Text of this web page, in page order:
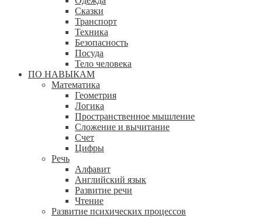
Сказки
Транспорт
Техника
Безопасность
Посуда
Тело человека
ПО НАВЫКАМ
Математика
Геометрия
Логика
Пространственное мышление
Сложение и вычитание
Счет
Цифры
Речь
Алфавит
Английский язык
Развитие речи
Чтение
Развитие психических процессов